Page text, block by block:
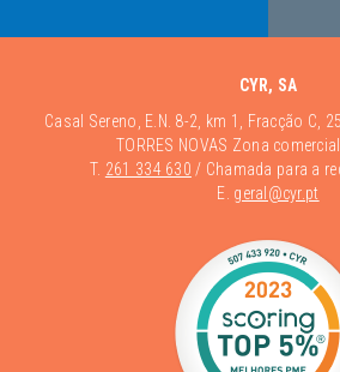
CYR, SA
Casal Sereno, E.N. 8-2, km 1, Fracção C,
TORRES NOVAS Zona
T. 261 334 630 / Chamada para a
E. geral@cyr.pt